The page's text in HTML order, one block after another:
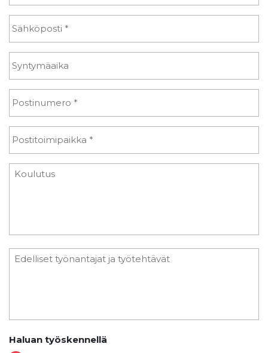
Haluan työskennellä